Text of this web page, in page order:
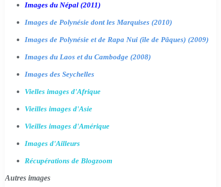
Images du Népal (2011)
Images de Polynésie dont les Marquises (2010)
Images de Polynésie et de Rapa Nui (île de Pâques) (2009)
Images du Laos et du Cambodge (2008)
Images des Seychelles
Vielles images d'Afrique
Vieilles images d'Asie
Vieilles images d'Amérique
Images d'Ailleurs
Récupérations de Blogzoom
Autres images